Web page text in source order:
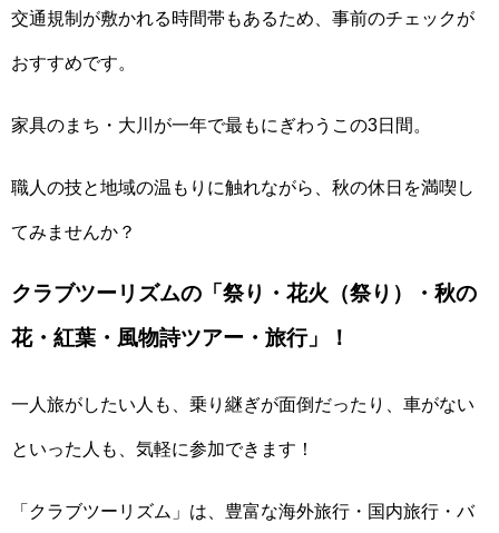
交通規制が敷かれる時間帯もあるため、事前のチェックが
おすすめです。
家具のまち・大川が一年で最もにぎわうこの3日間。
職人の技と地域の温もりに触れながら、秋の休日を満喫し
てみませんか？
クラブツーリズムの「祭り・花火（祭り）・秋の
花・紅葉・風物詩ツアー・旅行」！
一人旅がしたい人も、乗り継ぎが面倒だったり、車がない
といった人も、気軽に参加できます！
「クラブツーリズム」は、豊富な海外旅行・国内旅行・バ